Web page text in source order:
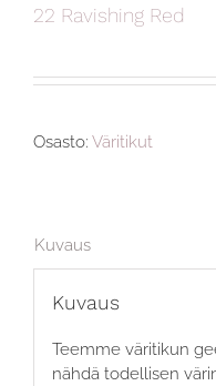
22 Ravishing Red
Osasto: Väritikut
Kuvaus
Kuvaus
Teemme väritikun
nähdä todellisen